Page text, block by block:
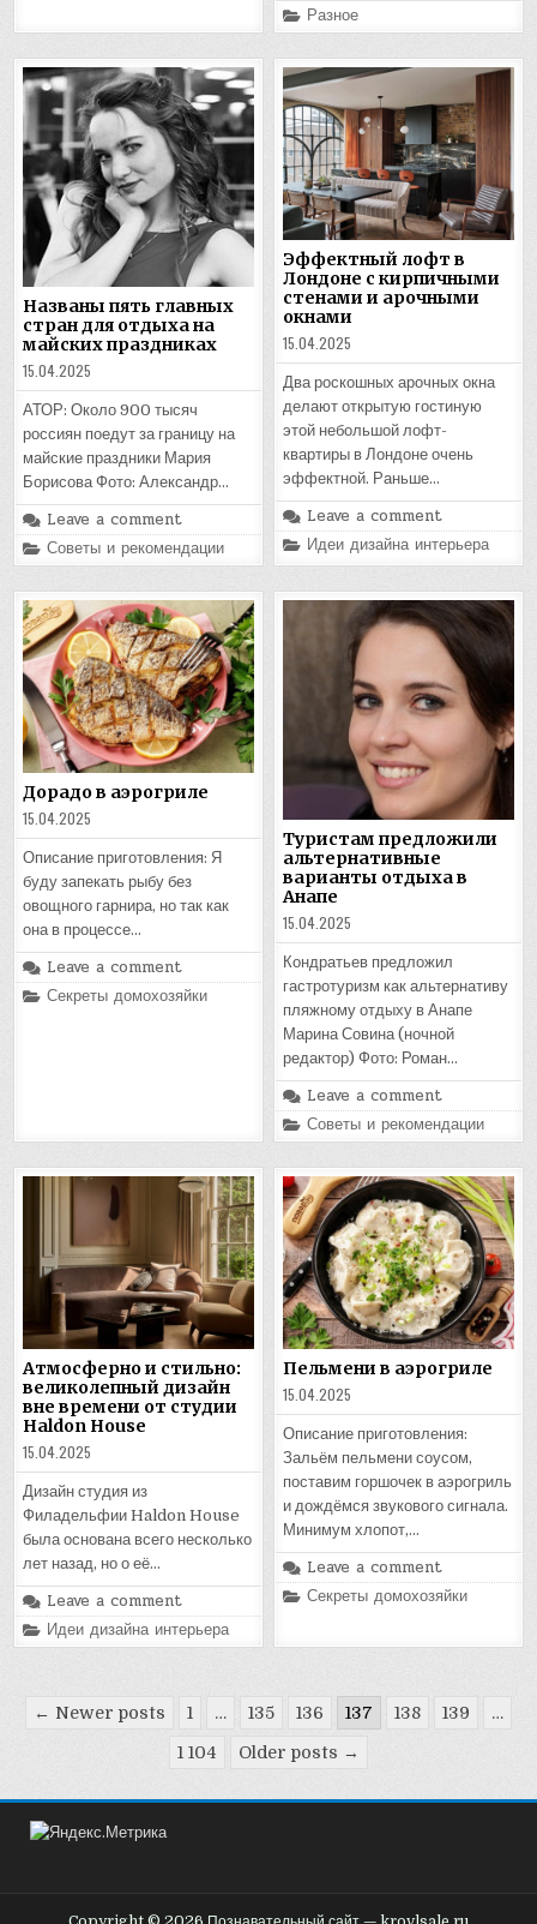
Posted
in
Разное
Названы пять главных
стран для отдыха на
майских праздниках
15.04.2025
АТОР: Около 900 тысяч
россиян поедут за границу на
майские праздники Мария
Борисова Фото: Александр…
Leave a comment
Posted
in
Советы и рекомендации
Эффектный лофт в
Лондоне с кирпичными
стенами и арочными
окнами
15.04.2025
Два роскошных арочных окна
делают открытую гостиную
этой небольшой лофт-
квартиры в Лондоне очень
эффектной. Раньше…
Leave a comment
Posted
in
Идеи дизайна интерьера
Дорадо в аэрогриле
15.04.2025
Описание приготовления: Я
буду запекать рыбу без
овощного гарнира, но так как
она в процессе…
Leave a comment
Posted
Секреты домохозяйки
Туристам предложили
альтернативные
варианты отдыха в
Анапе
15.04.2025
Кондратьев предложил
гастротуризм как альтернативу
пляжному отдыху в Анапе
Марина Совина (ночной
редактор) Фото: Роман…
Leave a comment
Posted
in
Советы и рекомендации
Атмосферно и стильно:
великолепный дизайн
вне времени от студии
Haldon House
15.04.2025
Дизайн студия из
Филадельфии Haldon House
была основана всего несколько
лет назад, но о её…
Leave a comment
Posted
in
Идеи дизайна интерьера
Пельмени в аэрогриле
15.04.2025
Описание приготовления:
Зальём пельмени соусом,
поставим горшочек в аэрогриль
и дождёмся звукового сигнала.
Минимум хлопот,…
Leave a comment
Posted
Секреты домохозяйки
Пагинация
← Newer posts 1 … 135 136 137 138 139 …
1 104 Older posts →